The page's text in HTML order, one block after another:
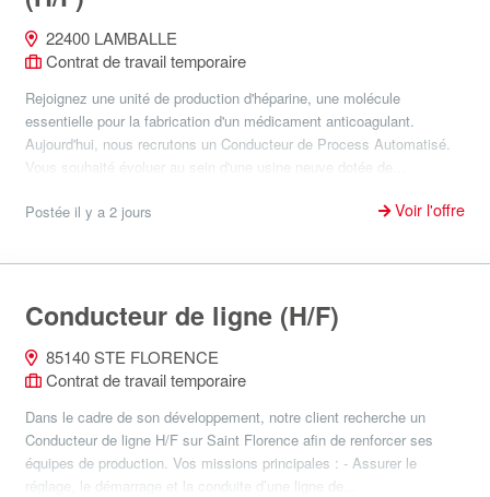
22400 LAMBALLE
Contrat de travail temporaire
Rejoignez une unité de production d'héparine, une molécule
essentielle pour la fabrication d'un médicament anticoagulant.
Aujourd'hui, nous recrutons un Conducteur de Process Automatisé.
Vous souhaité évoluer au sein d'une usine neuve dotée de...
Postée il y a 2 jours Voir l'offre
Conducteur de ligne (H/F)
85140 STE FLORENCE
Contrat de travail temporaire
Dans le cadre de son développement, notre client recherche un
Conducteur de ligne H/F sur Saint Florence afin de renforcer ses
équipes de production. Vos missions principales : - Assurer le
réglage, le démarrage et la conduite d’une ligne de...